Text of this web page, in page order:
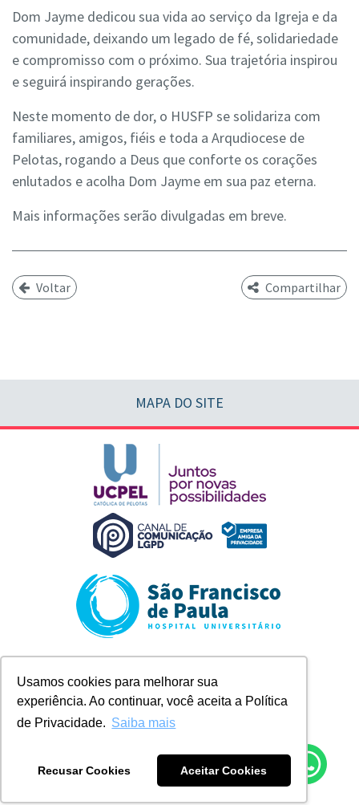
Usamos cookies para melhorar sua
experiência. Ao continuar, você aceita a Política
de Privacidade. Saiba mais
Recusar Cookies Aceitar Cookies
Dom Jayme dedicou sua vida ao serviço da Igreja e da
comunidade, deixando um legado de fé, solidariedade
e compromisso com o próximo. Sua trajetória inspirou
e seguirá inspirando gerações.
Neste momento de dor, o HUSFP se solidariza com
familiares, amigos, fiéis e toda a Arqudiocese de
Pelotas, rogando a Deus que conforte os corações
enlutados e acolha Dom Jayme em sua paz eterna.
Mais informações serão divulgadas em breve.
Voltar Compartilhar
MAPA DO SITE
Pelotas/RS
+ 55 (53) 2128-8300
contato@husfp.ucpel.edu.br